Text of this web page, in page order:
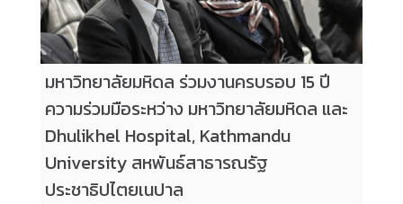
มหาวิทยาลัยมหิดล ร่วมงานครบรอบ 15 ปี
ความร่วมมือระหว่าง มหาวิทยาลัยมหิดล และ
Dhulikhel Hospital, Kathmandu
University สหพันธ์สาธารณรัฐ
ประชาธิปไตยเนปาล